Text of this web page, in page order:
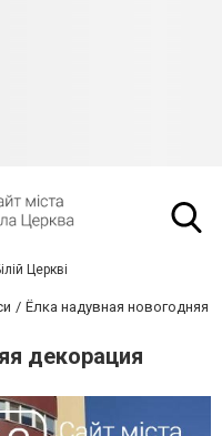
Церкві
Ёлка надувная новогодняя
декорация